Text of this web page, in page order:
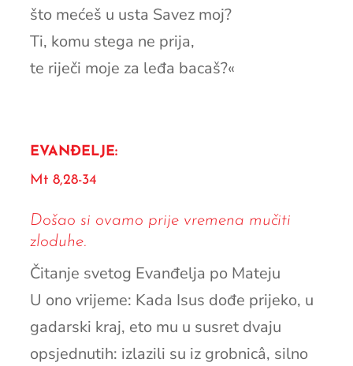
što mećeš u usta Savez moj?
Ti, komu stega ne prija,
te riječi moje za leđa bacaš?«
EVANĐELJE:
Mt 8,28-34
Došao si ovamo prije vremena mučiti
zloduhe.
Čitanje svetog Evanđelja po Mateju
U ono vrijeme: Kada Isus dođe prijeko, u
gadarski kraj, eto mu u susret dvaju
opsjednutih: izlazili su iz grobnicâ, silno